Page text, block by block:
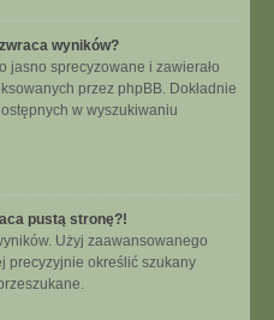
wyników?
jasno sprecyzowane i zawierało
przez phpBB. Dokładnie
w wyszukiwaniu
pustą stronę?!
Użyj zaawansowanego
precyzyjnie określić szukany